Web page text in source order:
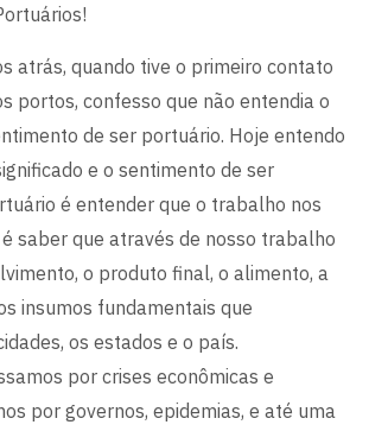
atrás, quando tive o primeiro contato
portos, confesso que não entendia o
de ser portuário. Hoje entendo
e o sentimento de ser
é entender que o trabalho nos
saber que através de nosso trabalho
o produto final, o alimento, a
insumos fundamentais que
os estados e o país.
por crises econômicas e
por governos, epidemias, e até uma